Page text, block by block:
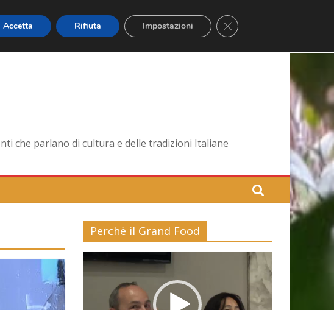
che parlano di cultura e delle tradizioni Italiane
Perchè il Grand Food
Video
Player
Accetta Rifiuta Impostazioni Close GDPR Cookie Banner